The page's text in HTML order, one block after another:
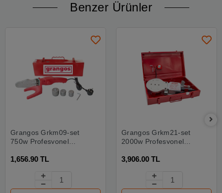
Benzer Ürünler
Grangos Grkm09-set
750w Profesyonel
Makinesi Setli
1,656.90 TL
Grangos Grkm21-set
2000w Profesyonel
Makinesi Setli
3,906.00 TL